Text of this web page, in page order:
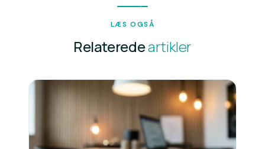
LÆS OGSÅ
Relateredeartikler